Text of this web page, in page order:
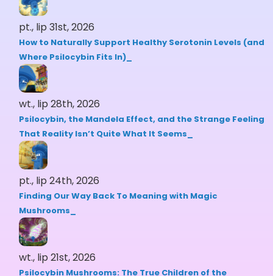
pt., lip 31st, 2026
How to Naturally Support Healthy Serotonin Levels (and
Where Psilocybin Fits In)
wt., lip 28th, 2026
Psilocybin, the Mandela Effect, and the Strange Feeling
That Reality Isn’t Quite What It Seems
pt., lip 24th, 2026
Finding Our Way Back To Meaning with Magic
Mushrooms
wt., lip 21st, 2026
Psilocybin Mushrooms: The True Children of the